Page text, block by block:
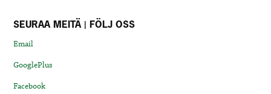
SEURAA MEITÄ | FÖLJ OSS
Email
GooglePlus
Facebook